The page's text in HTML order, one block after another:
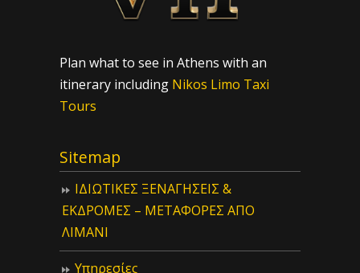
Plan what to see in Athens with an
itinerary including Nikos Limo Taxi
Tours
Sitemap
ΙΔIΩΤΙΚΕΣ ΞΕΝΑΓΗΣΕΙΣ &
ΕΚΔΡΟΜΕΣ – ΜΕΤΑΦΟΡΕΣ ΑΠΟ
ΛΙΜΑΝΙ
Υπηρεσίες